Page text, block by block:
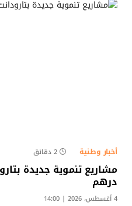
أخبار وطنية 2 دقائق
درهم
4 أغسطس، 2026 | 14:00